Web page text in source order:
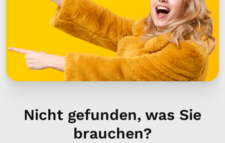
Nicht gefunden, was Sie
brauchen?